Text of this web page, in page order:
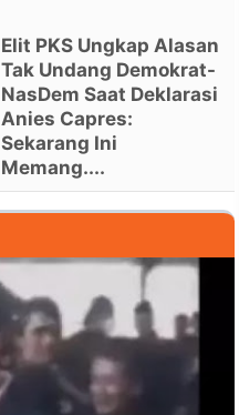
Elit PKS Ungkap Alasan
Tak Undang Demokrat-
NasDem Saat Deklarasi
Anies Capres:
Sekarang Ini
Memang....